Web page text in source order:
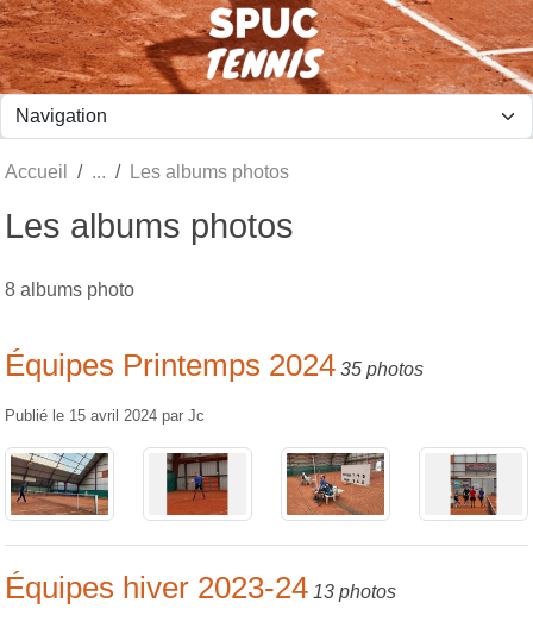
Accueil Les albums photos
Les albums photos
8 albums photo
Équipes Printemps 2024 35 photos
Publié le 15 avril 2024 par Jc
Équipes hiver 2023-24 13 photos
Panneau de gestion des cookies